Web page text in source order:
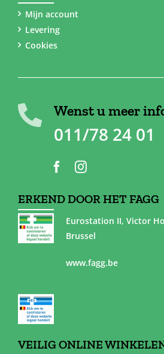
Mijn account
Levering
Cookies
Wenst u meer
011/78 24 01
ERKEND DOOR HET FAGG
Eurostation II, Victor
Brussel
www.fagg.be
VEILIG ONLINE